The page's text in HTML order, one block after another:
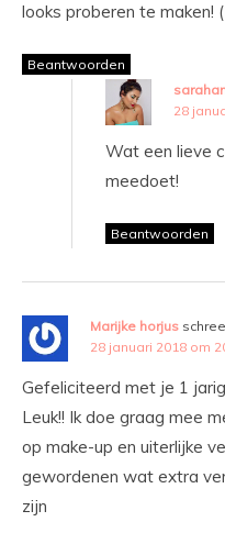
looks proberen te maken!
Beantwoorden
28
Wat een lieve
meedoet!
Beantwoorden
Marijke horjus
28 januari 2018 om
Gefeliciteerd met je 1
Leuk!! Ik doe graag mee
op make-up en uiterlijke
gewordenen wat extra
zijn